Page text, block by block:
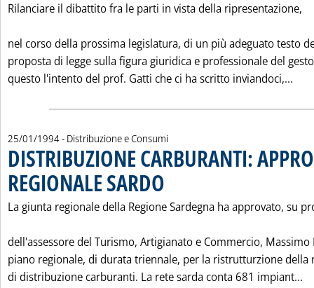
Rilanciare il dibattito fra le parti in vista della ripresentazione,
nel corso della prossima legislatura, di un più adeguato testo
proposta di legge sulla figura giuridica e professionale del
questo l'intento del prof. Gatti che ci ha scritto inviandoci,...
25/01/1994- Distribuzione e Consumi
DISTRIBUZIONE CARBURANTI:
REGIONALE SARDO
La giunta regionale della Regione Sardegna ha approvato, su
dell'assessore del Turismo, Artigianato e Commercio,
piano regionale, di durata triennale, per la ristrutturzione della
di distribuzione carburanti. La rete sarda conta 681 impiant...